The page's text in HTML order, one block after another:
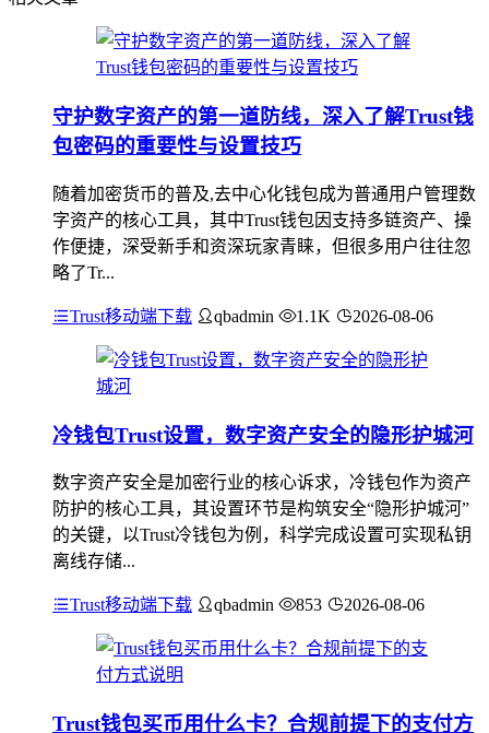
守护数字资产的第一道防线，深入了解Trust钱
包密码的重要性与设置技巧
随着加密货币的普及,去中心化钱包成为普通用户管理数
字资产的核心工具，其中Trust钱包因支持多链资产、操
作便捷，深受新手和资深玩家青睐，但很多用户往往忽
略了Tr...
Trust移动端下载 qbadmin 1.1K 2026-08-06
冷钱包Trust设置，数字资产安全的隐形护城河
数字资产安全是加密行业的核心诉求，冷钱包作为资产
防护的核心工具，其设置环节是构筑安全“隐形护城河”
的关键，以Trust冷钱包为例，科学完成设置可实现私钥
离线存储...
Trust移动端下载 qbadmin 853 2026-08-06
Trust钱包买币用什么卡？合规前提下的支付方